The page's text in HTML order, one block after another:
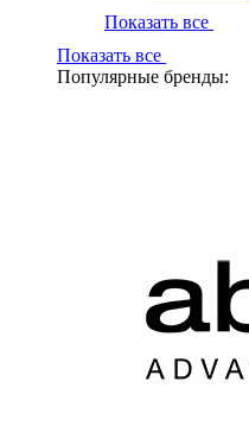
Показать все
Показать все
Популярные бренды: